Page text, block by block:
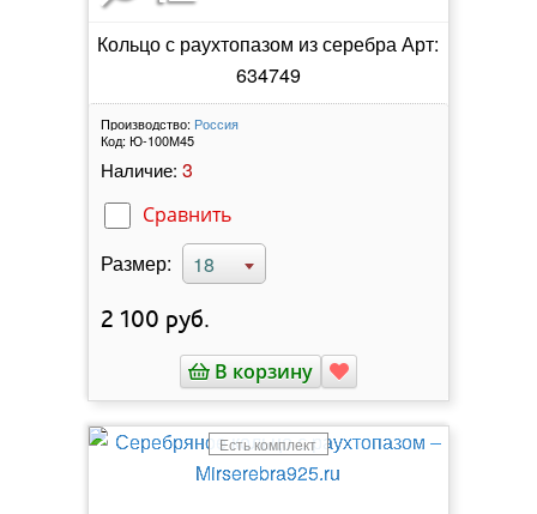
Кольцо с раухтопазом из серебра Арт:
634749
Производство: Россия
Код: Ю-100М45
Наличие: 3
Сравнить
Размер: 18
2 100 руб.
В корзину
Есть комплект